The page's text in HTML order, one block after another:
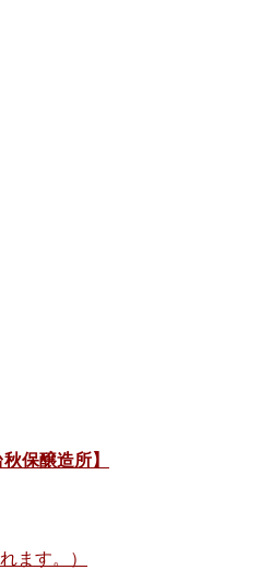
保醸造所】
ます。）